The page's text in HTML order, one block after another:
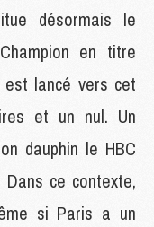
désormais le
en titre
est lancé vers cet
et un nul. Un
dauphin le HBC
ce contexte,
si Paris a un